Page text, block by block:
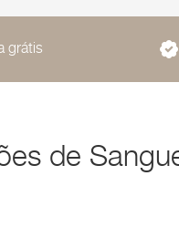
grátis
de